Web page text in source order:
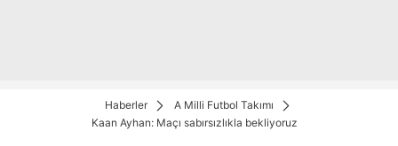
Haberler
A Milli Futbol Takımı
Kaan Ayhan: Maçı sabırsızlıkla bekliyoruz